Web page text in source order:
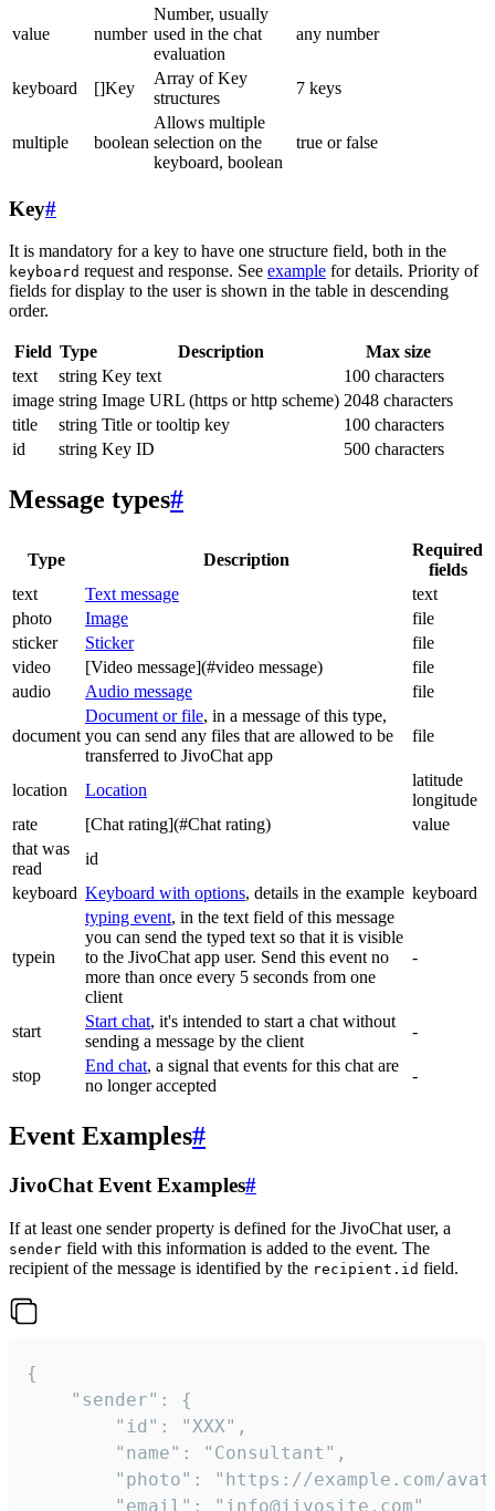
value number
Number, usually
used in the chat
evaluation
any number
keyboard []Key
Array of Key
structures
7 keys
multiple boolean
Allows multiple
selection on the
keyboard, boolean
true or false
Key#
It is mandatory for a key to have one structure field, both in the
keyboard request and response. See example for details. Priority of
fields for display to the user is shown in the table in descending
order.
Field Type Description
Max size
text
string Key text
100 characters
image string Image URL (https or http scheme) 2048 characters
title
string Title or tooltip key
100 characters
id
string Key ID 500 characters
Message types#
Type Description
Required
fields
text
Text message
text
photo
Image
file
sticker
Sticker
file
video
[Video message](#video message)
file
audio
Audio message file
document
Document or file, in a message of this type,
you can send any files that are allowed to be
transferred to JivoChat app
file
location Location
latitude
longitude
rate
[Chat rating](#Chat rating)
value
that was
read
id
keyboard Keyboard with options, details in the example keyboard
typein
typing event, in the text field of this message
you can send the typed text so that it is visible
to the JivoChat app user. Send this event no
more than once every 5 seconds from one
client
-
start
Start chat, it's intended to start a chat without
sending a message by the client
-
stop
End chat, a signal that events for this chat are
no longer accepted
-
Event Examples#
JivoChat Event Examples#
If at least one sender property is defined for the JivoChat user, a
sender field with this information is added to the event. The
recipient of the message is identified by the recipient.id field.
{